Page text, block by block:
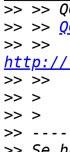
>>
>> >>
>>
http://
>>
>>
>>
>>